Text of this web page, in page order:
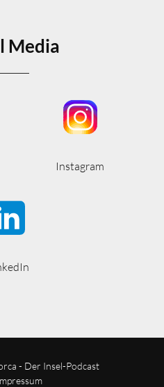
Media
Instagram
- Der Insel-Podcast